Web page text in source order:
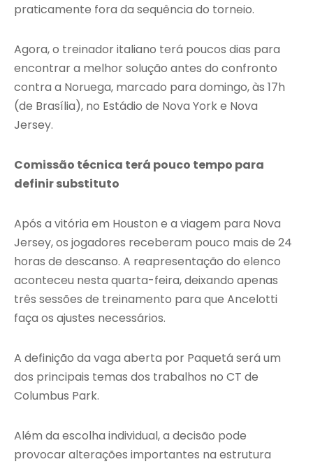
praticamente fora da sequência do torneio.
Agora, o treinador italiano terá poucos dias para
encontrar a melhor solução antes do confronto
contra a Noruega, marcado para domingo, às 17h
(de Brasília), no Estádio de Nova York e Nova
Jersey.
Comissão técnica terá pouco tempo para
definir substituto
Após a vitória em Houston e a viagem para Nova
Jersey, os jogadores receberam pouco mais de 24
horas de descanso. A reapresentação do elenco
aconteceu nesta quarta-feira, deixando apenas
três sessões de treinamento para que Ancelotti
faça os ajustes necessários.
A definição da vaga aberta por Paquetá será um
dos principais temas dos trabalhos no CT de
Columbus Park.
Além da escolha individual, a decisão pode
provocar alterações importantes na estrutura